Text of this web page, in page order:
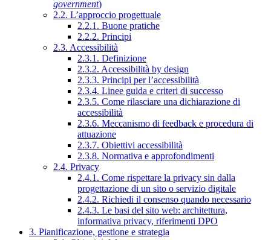
government)
2.2. L’approccio progettuale
2.2.1. Buone pratiche
2.2.2. Principi
2.3. Accessibilità
2.3.1. Definizione
2.3.2. Accessibilità by design
2.3.3. Principi per l’accessibilità
2.3.4. Linee guida e criteri di successo
2.3.5. Come rilasciare una dichiarazione di
accessibilità
2.3.6. Meccanismo di feedback e procedura di
attuazione
2.3.7. Obiettivi accessibilità
2.3.8. Normativa e approfondimenti
2.4. Privacy
2.4.1. Come rispettare la privacy sin dalla
progettazione di un sito o servizio digitale
2.4.2. Richiedi il consenso quando necessario
2.4.3. Le basi del sito web: architettura,
informativa privacy, riferimenti DPO
3. Pianificazione, gestione e strategia